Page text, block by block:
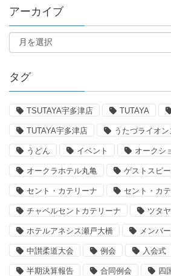
アーカイブ
タグ
TSUTAYA宇多津店 TUTAYA
TUTAYA宇多津店 うたづライオ
うどん イベント オークシ
オークラホテル丸亀 ゲストスピ
セント・カテリーナ セント・カ
チャペルセントカテリーナ ツタ
ホテルアネシス瀬戸大橋 メンバ
中讃柔道大会 例会 入会式
半期決算報告 合同例会 四